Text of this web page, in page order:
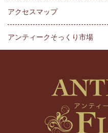
アクセスマップ
アンティークそっくり市場